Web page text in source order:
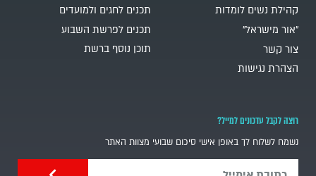
קהילת נשים לומדות
"אור מישראל"
צור קשר
הצהרת נגישות
תכנים לחגים ולמועדים
תכנים לפרשת השבוע
תוכן נוסף ברשת
רוצה לקבל עדכונים למייל?
נשמח לשלוח לך באופן אישי סיכום שבועי מצוות האתר